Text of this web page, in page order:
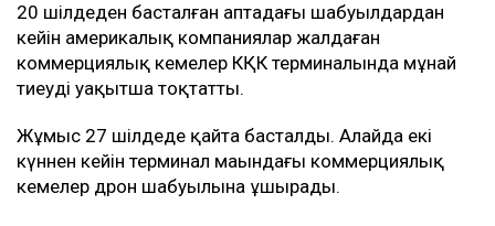
20 шілдеден басталған аптадағы шабуылдардан
кейін америкалық компаниялар жалдаған
коммерциялық кемелер КҚК терминалында мұнай
тиеуді уақытша тоқтатты.
Жұмыс 27 шілдеде қайта басталды. Алайда екі
күннен кейін терминал маңындағы коммерциялық
кемелер дрон шабуылына ұшырады.